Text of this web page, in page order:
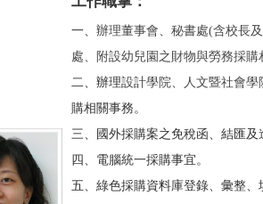
一、 辦理董事會、秘書處(含校長
處、附設幼兒園 之財物與勞務採購
二、辦理設計學院、人文暨社會
購相關事務。
三、國外採購案之免稅函、結匯及
四、電腦統一採購事宜。
五、綠色採購資料庫登錄、彙整、